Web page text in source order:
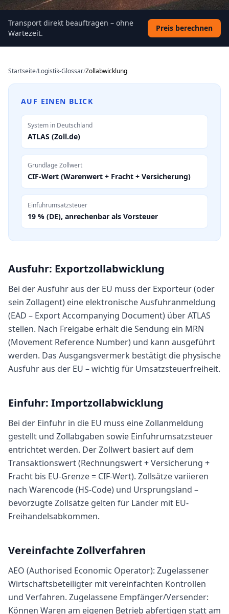
Transport direkt beauftragen – ohne
Wartezeit.
Preis berechnen
Startseite/Logistik-Glossar/Zollabwicklung
AUF EINEN BLICK
System in Deutschland
ATLAS (Zoll.de)
Grundlage Zollwert
CIF-Wert (Warenwert + Fracht + Versicherung)
Einfuhrumsatzsteuer
19 % (DE), anrechenbar als Vorsteuer
Ausfuhr: Exportzollabwicklung
Bei der Ausfuhr aus der EU muss der Exporteur (oder
sein Zollagent) eine elektronische Ausfuhranmeldung
(EAD – Export Accompanying Document) über ATLAS
stellen. Nach Freigabe erhält die Sendung ein MRN
(Movement Reference Number) und kann ausgeführt
werden. Das Ausgangsvermerk bestätigt die physische
Ausfuhr aus der EU – wichtig für Umsatzsteuerfreiheit.
Einfuhr: Importzollabwicklung
Bei der Einfuhr in die EU muss eine Zollanmeldung
gestellt und Zollabgaben sowie Einfuhrumsatzsteuer
entrichtet werden. Der Zollwert basiert auf dem
Transaktionswert (Rechnungswert + Versicherung +
Fracht bis EU-Grenze = CIF-Wert). Zollsätze variieren
nach Warencode (HS-Code) und Ursprungsland –
bevorzugte Zollsätze gelten für Länder mit EU-
Freihandelsabkommen.
Vereinfachte Zollverfahren
AEO (Authorised Economic Operator): Zugelassener
Wirtschaftsbeteiligter mit vereinfachten Kontrollen
und Verfahren. Zugelassene Empfänger/Versender:
Können Waren am eigenen Betrieb abfertigen statt am